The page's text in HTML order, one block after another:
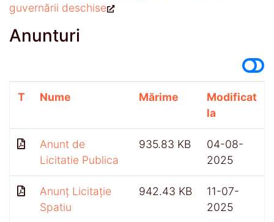
guvernării deschise
Anunturi
T Nume Mărime
Modificat
la
Anunt de
Licitatie Publica
935.83 KB
04-08-
2025
Anunț Licitație
Spatiu
942.43 KB
11-07-
2025